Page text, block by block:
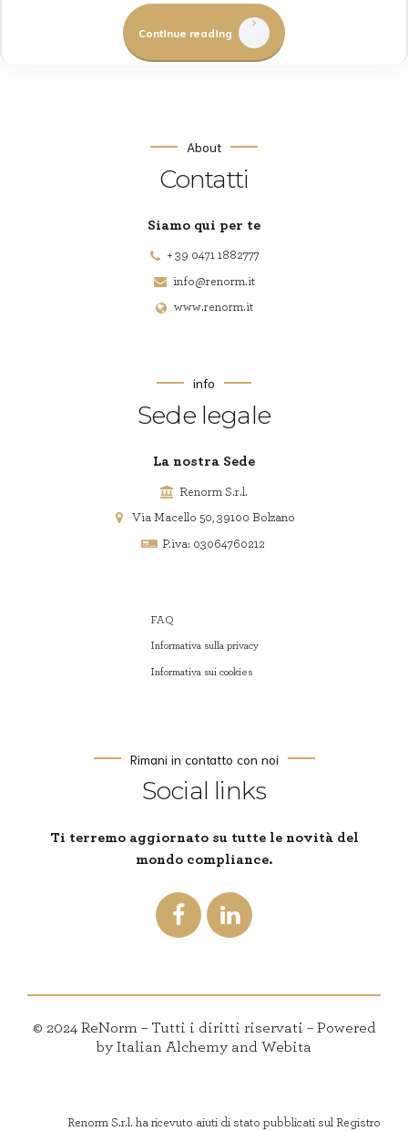
Continue reading
About
Contatti
Siamo qui per te
+ 39 0471 1882777
info@renorm.it
www.renorm.it
info
Sede legale
La nostra Sede
Renorm S.r.l.
Via Macello 50, 39100 Bolzano
P.iva: 03064760212
FAQ
Informativa sulla privacy
Informativa sui cookies
Rimani in contatto con noi
Social links
Ti terremo aggiornato su tutte le novità del
mondo compliance.
© 2024 ReNorm – Tutti i diritti riservati – Powered
by Italian Alchemy and Webita
Renorm S.r.l. ha ricevuto aiuti di stato pubblicati sul Registro